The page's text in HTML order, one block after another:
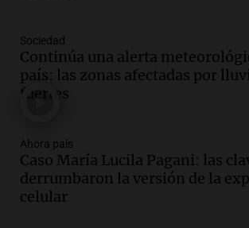
para modificar proyecto de
privada en el Senado
Panorama Federal
Episodios
contrato entre cooperativa
Huawei en Neuquén
Panorama Federal
Episodios
Sociedad
Continúa una alerta
país: las zonas afectadas por
fuertes
Ahora país
Caso María Lucila Pagani: las
derrumbaron la versión de la
celular